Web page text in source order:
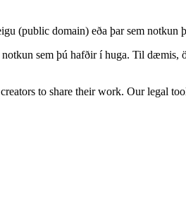
(public domain) eða þar sem notkun
sem þú hafðir í huga. Til dæmis,
to share their work. Our legal